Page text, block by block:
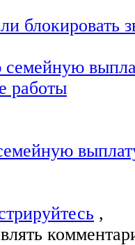
блокировать
,